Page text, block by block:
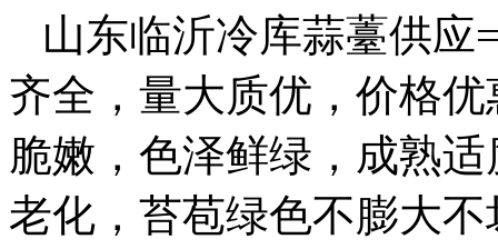
山东临沂冷库蒜薹供应
齐全，量大质优，价格
脆嫩，色泽鲜绿，成熟
老化，苔苞绿色不膨大